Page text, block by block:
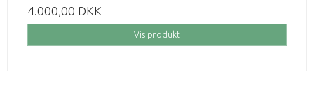
4.000,00 DKK
Vis produkt